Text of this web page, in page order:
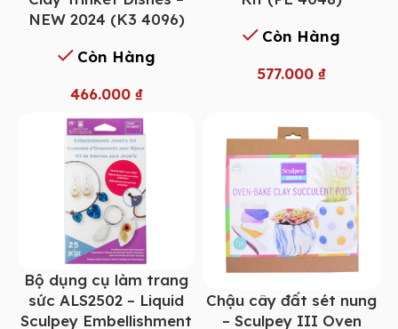
NEW 2024 (K3 4096)
Còn Hàng
466.000 ₫
Còn Hàng
577.000₫
Bộ dụng cụ làm trang
sức ALS2502 – Liquid
Sculpey Embellishment
Chậu cây đất sét nung
– Sculpey III Oven